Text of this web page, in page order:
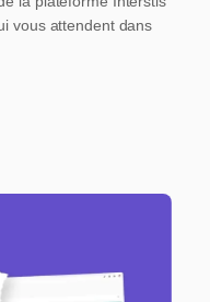
vous attendent dans